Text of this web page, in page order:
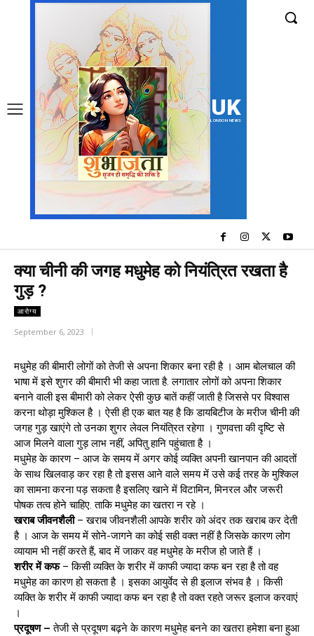
UK
LONDON NEWS
क्या चीनी की जगह मधुमेह को नियंत्रित रखता है
गुड़ ?
आरोग्य
September 6, 2023
मधुमेह की बीमारी लोगों को तेजी से अपना शिकार बना रही है । आम बोलचाल की
भाषा में इसे शुगर की बीमारी भी कहा जाता है. लगातार लोगों को अपना शिकार
बनाने वाली इस बीमारी को लेकर ऐसी कुछ बातें कहीं जाती है जिससे पर विश्वास
करना थोड़ा मुश्किल है । ऐसी ही एक बात यह है कि डायबिटीज के मरीज चीनी की
जगह गुड़ खाएंगे तो उनका शुगर लेवल नियंत्रित रहेगा । गुणवत्ता की दृष्टि से
आज मिलने वाला गुड़ लाभ नहीं, अपितु हानि पहुंचाता है ।
मधुमेह के कारण – आज के समय में अगर कोई व्यक्ति अपनी खानपान की आदतों
के साथ खिलवाड़ कर रहा है तो इसस आने वाले समय में उसे कई तरह के मुश्किल
का सामना करना पड़ सकता है इसलिए खाने में विटामिन, मिनरल और जरूरी
पोषक तत्व होने चाहिए. ताकि मधुमेह का खतरा न रहे ।
खराब जीवनशैली– खराब जीवनशैली आपके शरीर को अंदर तक खराब कर देती
है । आज के समय में सोने-जागने का कोई सही वक्त नहीं है जिसके कारण लोग
व्यायाम भी नहीं करते हैं, बाद में जाकर वह मधुमेह के मरीज हो जाते हैं ।
शरीर में कफ– किसी व्यक्ति के शरीर में काफी ज्यादा कफ बन रहा है तो वह
मधुमेह का कारण हो सकता है । इसका आयुर्वेद से ही इलाज संभव है । किसी
व्यक्ति के शरीर में काफी ज्यादा कफ बन रहा है तो वक्त रहते जरूर इलाज करवाएं
।
प्रदूषण – तेजी से प्रदूषण बढ़ने के कारण मधुमेह बनने का खतरा हमेशा बना हुआ